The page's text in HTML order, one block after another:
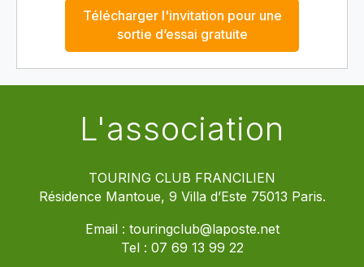
Télécharger l'invitation pour une
sortie d’essai gratuite
L'association
TOURING CLUB FRANCILIEN
Résidence Mantoue, 9 Villa d’Este 75013 Paris.
Email : touringclub@laposte.net
Tel : 07 69 13 99 22